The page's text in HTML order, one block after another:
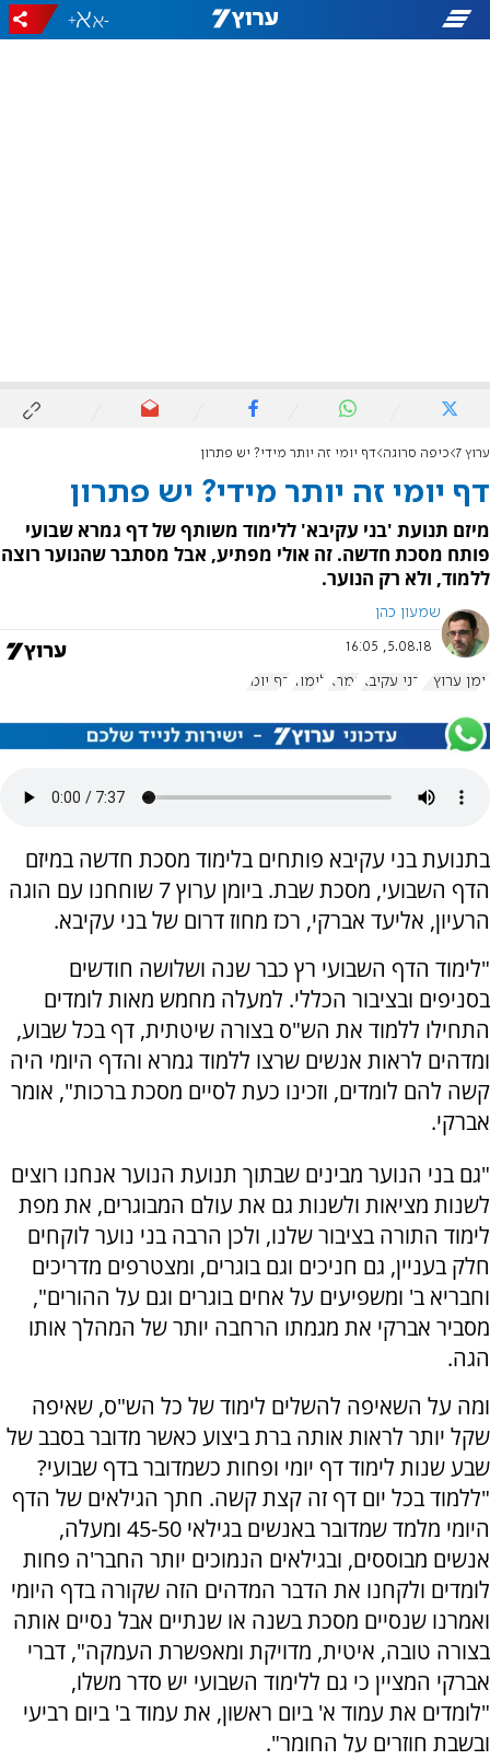
-
+
ערוץ 7 כיפה סרוגה דף יומי זה יותר מידי? יש פתרון
דף יומי זה יותר מידי? יש פתרון
מיזם תנועת 'בני עקיבא' ללימוד משותף של דף גמרא שבועי
פותח מסכת חדשה. זה אולי מפתיע, אבל מסתבר שהנוער רוצה
ללמוד, ולא רק הנוער.
שמעון כהן
5.08.18, 16:05
יומן ערוץ 7 בני עקיבא גמרא לימוד דף יומי
בתנועת בני עקיבא פותחים בלימוד מסכת חדשה במיזם
הדף השבועי, מסכת שבת. ביומן ערוץ 7 שוחחנו עם הוגה
הרעיון, אליעד אברקי, רכז מחוז דרום של בני עקיבא.
"לימוד הדף השבועי רץ כבר שנה ושלושה חודשים
בסניפים ובציבור הכללי. למעלה מחמש מאות לומדים
התחילו ללמוד את הש"ס בצורה שיטתית, דף בכל שבוע,
ומדהים לראות אנשים שרצו ללמוד גמרא והדף היומי היה
קשה להם לומדים, וזכינו כעת לסיים מסכת ברכות", אומר
אברקי.
"גם בני הנוער מבינים שבתוך תנועת הנוער אנחנו רוצים
לשנות מציאות ולשנות גם את עולם המבוגרים, את מפת
לימוד התורה בציבור שלנו, ולכן הרבה בני נוער לוקחים
חלק בעניין, גם חניכים וגם בוגרים, ומצטרפים מדריכים
וחבריא ב' ומשפיעים על אחים בוגרים וגם על ההורים",
מסביר אברקי את מגמתו הרחבה יותר של המהלך אותו
הגה.
ומה על השאיפה להשלים לימוד של כל הש"ס, שאיפה
שקל יותר לראות אותה ברת ביצוע כאשר מדובר בסבב של
שבע שנות לימוד דף יומי ופחות כשמדובר בדף שבועי?
"ללמוד בכל יום דף זה קצת קשה. חתך הגילאים של הדף
היומי מלמד שמדובר באנשים בגילאי 45-50 ומעלה,
אנשים מבוססים, ובגילאים הנמוכים יותר החבר'ה פחות
לומדים ולקחנו את הדבר המדהים הזה שקורה בדף היומי
ואמרנו שנסיים מסכת בשנה או שנתיים אבל נסיים אותה
בצורה טובה, איטית, מדויקת ומאפשרת העמקה", דברי
אברקי המציין כי גם ללימוד השבועי יש סדר משלו,
"לומדים את עמוד א' ביום ראשון, את עמוד ב' ביום רביעי
ובשבת חוזרים על החומר".